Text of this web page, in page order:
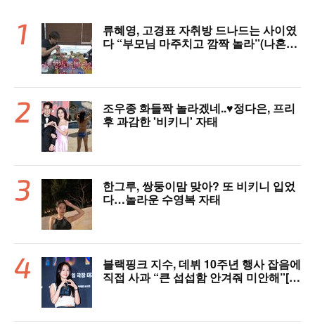
류혜영, 고경표 자취방 드나드는 사이였
다 “부모님 마주치고 깜짝 놀라”(나혼자
조우종 화들짝 놀라겠네..♥정다은, 프리
후 과감한 '비키니' 자태
한그루, 쌍둥이맘 맞아? 또 비키니 입었
다…놀라운 수영복 자태
블랙핑크 지수, 데뷔 10주년 행사 잡음에
직접 사과 “큰 섭섭함 안겨줘 미안해”[핫